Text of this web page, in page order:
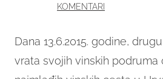
Dana 13.6.2015. godine,
vrata svojih vinskih podruma
KOMENTARI